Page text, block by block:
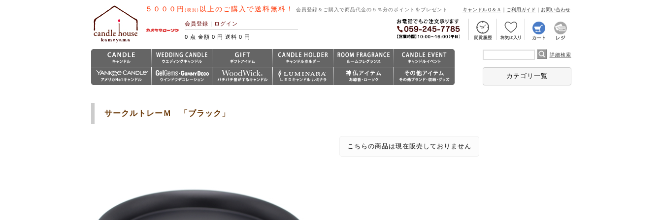
５０００円 (税別) 以上のご購入で送料無料！ 会員登録＆ご購入で商品代金の５％分のポイントをプレゼント キャンドルＱ＆Ａ ｜ ご利用ガイド ｜ お問い合わせ
会員登録 ｜ ログイン
0 点 金額 0 円 送料 0 円
詳細検索
カテゴリ一覧
サークルトレーＭ 「ブラック」
こちらの商品は現在販売しておりません